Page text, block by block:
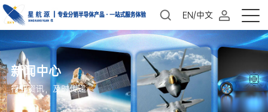
EN/中文
新闻中心
行业资讯，及时传递